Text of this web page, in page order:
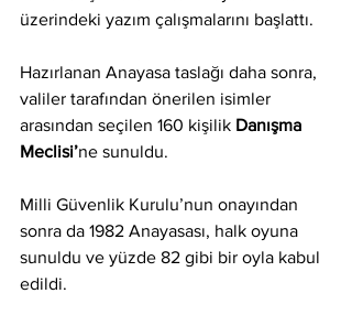
üzerindeki yazım çalışmalarını başlattı.
Hazırlanan Anayasa taslağı daha sonra,
valiler tarafından önerilen isimler
arasından seçilen 160 kişilik Danışma
Meclisi’ne sunuldu.
Milli Güvenlik Kurulu’nun onayından
sonra da 1982 Anayasası, halk oyuna
sunuldu ve yüzde 82 gibi bir oyla kabul
edildi.